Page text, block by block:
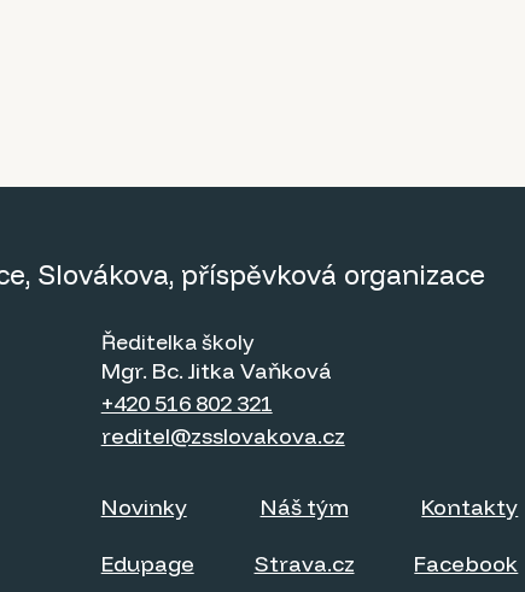
Slovákova, příspěvková organizace
Ředitelka školy
Mgr. Bc. Jitka Vaňková
+420 516 802 321
reditel@zsslovakova.cz
Novinky Náš tým Kontakty
Edupage Strava.cz Facebook